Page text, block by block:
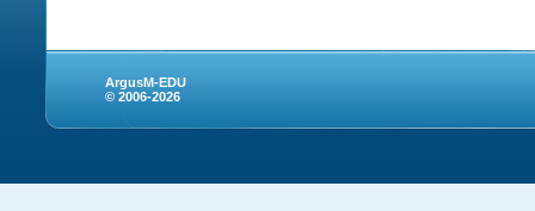
ArgusM-EDU
© 2006-2026